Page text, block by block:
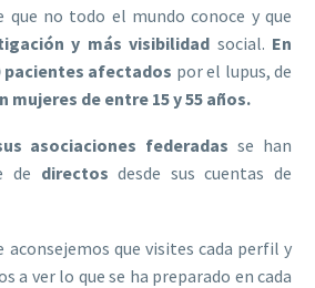
que no todo el mundo conoce y que
y más visibilidad social. En
pacientes afectados por el lupus, de
mujeres de entre 15 y 55 años.
asociaciones federadas se han
de directos desde sus cuentas de
que visites cada perfil y
a ver lo que se ha preparado en cada